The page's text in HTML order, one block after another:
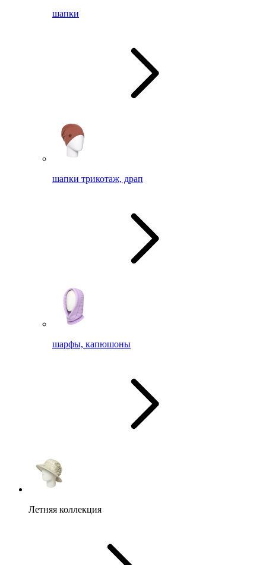
шапки
шапки трикотаж, драп
шарфы, капюшоны
Летняя коллекция